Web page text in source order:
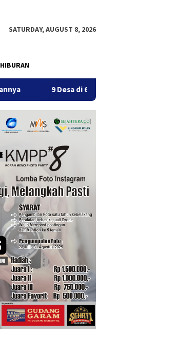
SATURDAY, AUGUST 8, 2026
HIBURAN
9 Desa di 6 Kecamatan Tulungagung Alami